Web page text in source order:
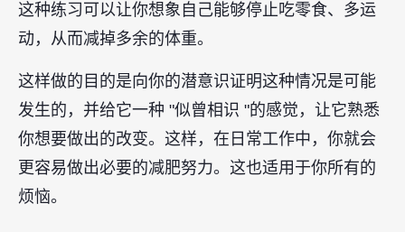
这种练习可以让你想象自己能够停止吃零食、多运
动，从而减掉多余的体重。
这样做的目的是向你的潜意识证明这种情况是可能
发生的，并给它一种 "似曾相识 "的感觉，让它熟悉
你想要做出的改变。这样，在日常工作中，你就会
更容易做出必要的减肥努力。这也适用于你所有的
烦恼。